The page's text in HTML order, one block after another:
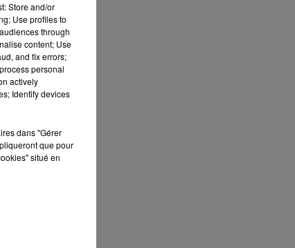
Store and/or
Use profiles to
through
content; Use
and fix errors;
personal
actively
Identify devices
dans "Gérer
que pour
situé en